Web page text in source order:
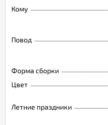
Кому
Повод
Форма сборки
Цвет
Летние праздники